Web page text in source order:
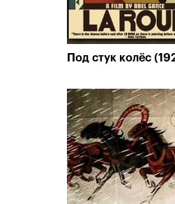
Под стук колёс